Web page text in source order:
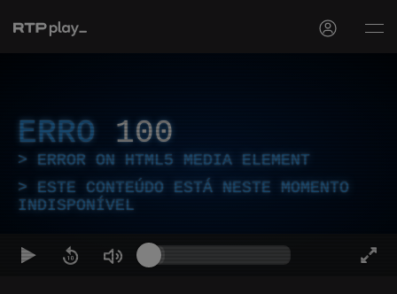
ERRO 100
ERROR ON HTML5 MEDIA ELEMENT
ESTE CONTEÚDO ESTÁ NESTE MOMENTO
INDISPONÍVEL